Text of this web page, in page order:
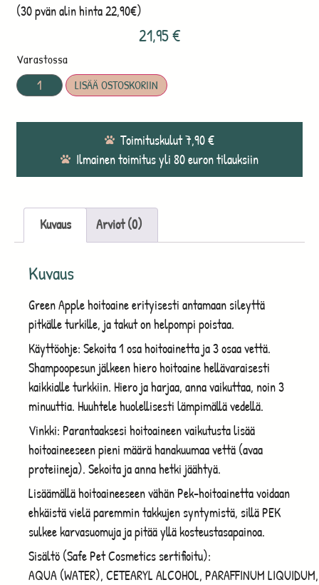
(30 pvän alin hinta 22,90€)
21,95€
Varastossa
LISÄÄ OSTOSKORIIN
Toimituskulut 7,90 €
Ilmainen toimitus yli 80 euron tilauksiin
Kuvaus Arviot (0)
Kuvaus
Green Apple hoitoaine erityisesti antamaan sileyttä
pitkälle turkille, ja takut on helpompi poistaa.
Käyttöohje: Sekoita 1 osa hoitoainetta ja 3 osaa vettä.
Shampoopesun jälkeen hiero hoitoaine hellävaraisesti
kaikkialle turkkiin. Hiero ja harjaa, anna vaikuttaa, noin 3
minuuttia. Huuhtele huolellisesti lämpimällä vedellä.
Vinkki: Parantaaksesi hoitoaineen vaikutusta lisää
hoitoaineeseen pieni määrä hanakuumaa vettä (avaa
proteiineja). Sekoita ja anna hetki jäähtyä.
Lisäämällä hoitoaineeseen vähän Pek-hoitoainetta voidaan
ehkäistä vielä paremmin takkujen syntymistä, sillä PEK
sulkee karvasuomuja ja pitää yllä kosteustasapainoa.
Sisältö (Safe Pet Cosmetics sertifioitu):
AQUA (WATER), CETEARYL ALCOHOL, PARAFFINUM LIQUIDUM